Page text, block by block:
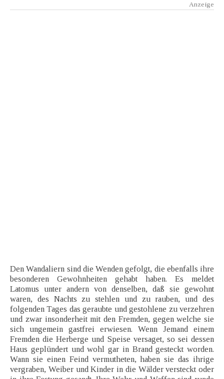
Den Wandaliern sind die Wenden gefolgt, die ebenfalls ihre
besonderen Gewohnheiten gehabt haben. Es meldet
Latomus unter andern von denselben, daß sie gewohnt
waren, des Nachts zu stehlen und zu rauben, und des
folgenden Tages das geraubte und gestohlene zu verzehren
und zwar insonderheit mit den Fremden, gegen welche sie
sich ungemein gastfrei erwiesen. Wenn Jemand einem
Fremden die Herberge und Speise versaget, so sei dessen
Haus geplündert und wohl gar in Brand gesteckt worden.
Wann sie einen Feind vermutheten, haben sie das ihrige
vergraben, Weiber und Kinder in die Wälder versteckt oder